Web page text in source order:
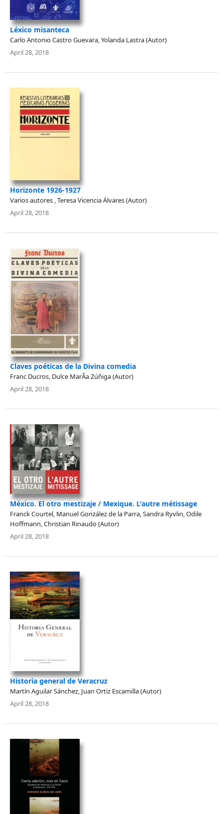
Léxico misanteca
Carlo Antonio Castro Guevara, Yolanda Lastra (Autor)
April 28, 2018
Horizonte 1926-1927
Varios autores , Teresa Vicencia Álvares (Autor)
April 28, 2018
Claves poéticas de la Divina comedia
Franc Ducros, Dulce MarÃ­a Zúñiga (Autor)
April 28, 2018
México. El otro mestizaje / Mexique. L'autre métissage
Franck Courtel, Manuel González de la Parra, Sandra Ryvlin, Odile
Hoffmann, Christian Rinaudo (Autor)
April 28, 2018
Historia general de Veracruz
Martín Aguilar Sánchez, Juan Ortiz Escamilla (Autor)
April 28, 2018